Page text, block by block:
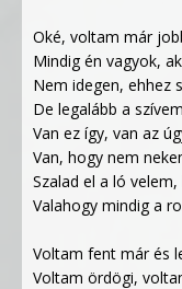
Oké, voltam már
Mindig én vagyok,
Nem idegen, ehhez
De legalább a
Van ez így, van az
Van, hogy nem
Szalad el a ló
Valahogy mindig a
Voltam fent már és
Voltam ördögi,